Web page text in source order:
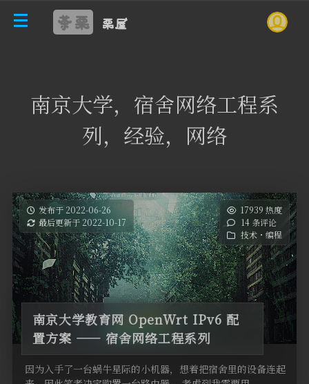
茶栗 栗屋
南京大学，宿舍网络工程系
列，经验，网络
发布于 2022-06-26
最后更新于 2022-10-17
17939 热度
14 条评论
技术・编程
南京大学教育网 OpenWrt IPv6 配
置方案 —— 宿舍网络工程系列
因为入手了一台蜗牛星际的小机器，想着把宿舍里的设备连起